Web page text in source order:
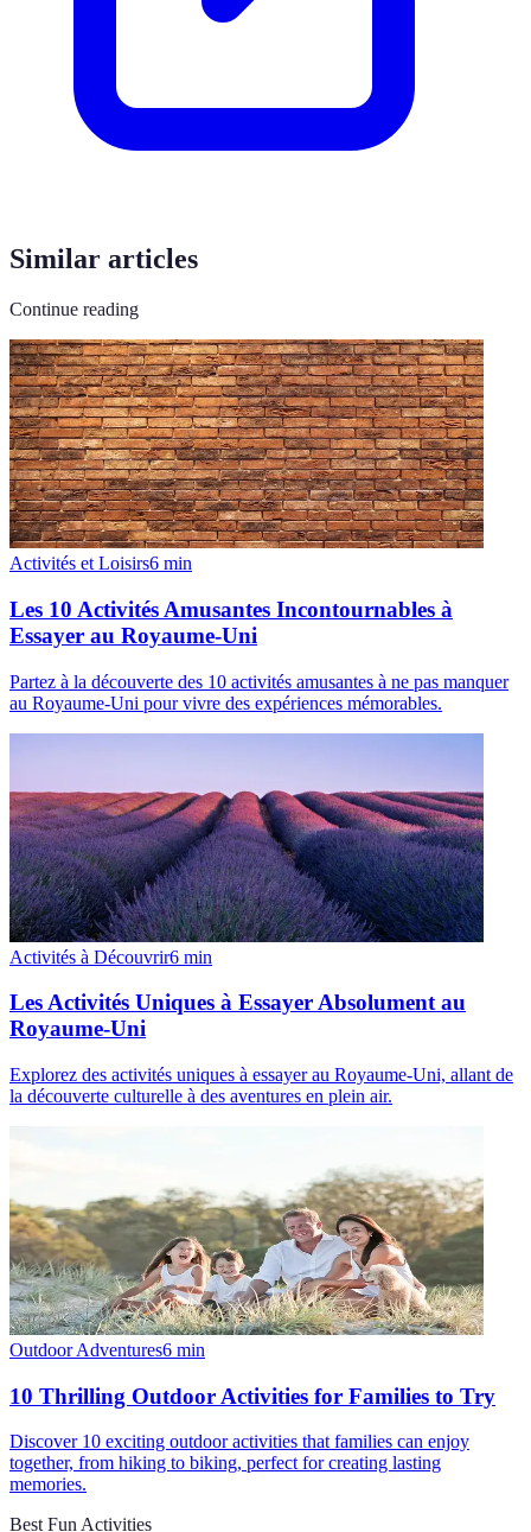
Similar articles
Continue reading
Activités et Loisirs6 min
Les 10 Activités Amusantes Incontournables à
Essayer au Royaume-Uni
Partez à la découverte des 10 activités amusantes à ne pas manquer
au Royaume-Uni pour vivre des expériences mémorables.
Activités à Découvrir6 min
Les Activités Uniques à Essayer Absolument au
Royaume-Uni
Explorez des activités uniques à essayer au Royaume-Uni, allant de
la découverte culturelle à des aventures en plein air.
Outdoor Adventures6 min
10 Thrilling Outdoor Activities for Families to Try
Discover 10 exciting outdoor activities that families can enjoy
together, from hiking to biking, perfect for creating lasting
memories.
Best Fun Activities